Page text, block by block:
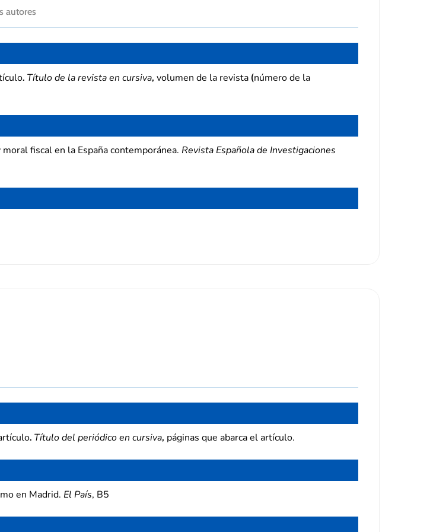
autores
. Título de la revista en cursiva, volumen de la revista (número de la
fiscal en la España contemporánea. Revista Española de Investigaciones
. Título del periódico en cursiva, páginas que abarca el artículo.
en Madrid. El País, B5